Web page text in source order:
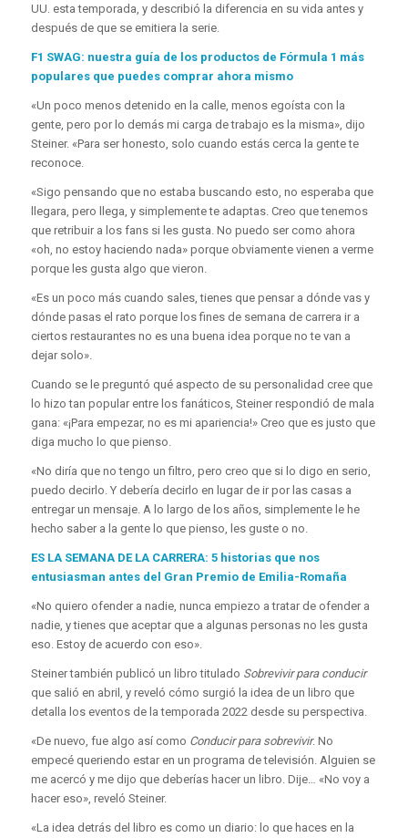
UU. esta temporada, y describió la diferencia en su vida antes y
después de que se emitiera la serie.
F1 SWAG: nuestra guía de los productos de Fórmula 1 más
populares que puedes comprar ahora mismo
«Un poco menos detenido en la calle, menos egoísta con la
gente, pero por lo demás mi carga de trabajo es la misma», dijo
Steiner. «Para ser honesto, solo cuando estás cerca la gente te
reconoce.
«Sigo pensando que no estaba buscando esto, no esperaba que
llegara, pero llega, y simplemente te adaptas. Creo que tenemos
que retribuir a los fans si les gusta. No puedo ser como ahora
«oh, no estoy haciendo nada» porque obviamente vienen a verme
porque les gusta algo que vieron.
«Es un poco más cuando sales, tienes que pensar a dónde vas y
dónde pasas el rato porque los fines de semana de carrera ir a
ciertos restaurantes no es una buena idea porque no te van a
dejar solo».
Cuando se le preguntó qué aspecto de su personalidad cree que
lo hizo tan popular entre los fanáticos, Steiner respondió de mala
gana: «¡Para empezar, no es mi apariencia!» Creo que es justo que
diga mucho lo que pienso.
«No diría que no tengo un filtro, pero creo que si lo digo en serio,
puedo decirlo. Y debería decirlo en lugar de ir por las casas a
entregar un mensaje. A lo largo de los años, simplemente le he
hecho saber a la gente lo que pienso, les guste o no.
ES LA SEMANA DE LA CARRERA: 5 historias que nos
entusiasman antes del Gran Premio de Emilia-Romaña
«No quiero ofender a nadie, nunca empiezo a tratar de ofender a
nadie, y tienes que aceptar que a algunas personas no les gusta
eso. Estoy de acuerdo con eso».
Steiner también publicó un libro titulado Sobrevivir para conducir
que salió en abril, y reveló cómo surgió la idea de un libro que
detalla los eventos de la temporada 2022 desde su perspectiva.
«De nuevo, fue algo así como Conducir para sobrevivir. No
empecé queriendo estar en un programa de televisión. Alguien se
me acercó y me dijo que deberías hacer un libro. Dije… «No voy a
hacer eso», reveló Steiner.
«La idea detrás del libro es como un diario: lo que haces en la